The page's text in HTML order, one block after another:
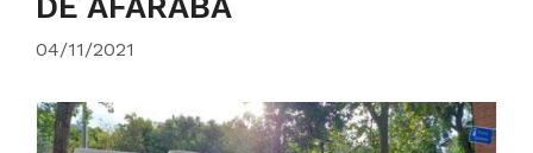
04/11/2021